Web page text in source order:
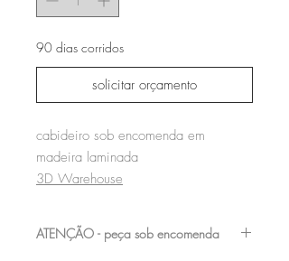
90 dias corridos
solicitar orçamento
cabideiro sob encomenda em
madeira laminada
3D Warehouse
ATENÇÃO - peça sob encomenda